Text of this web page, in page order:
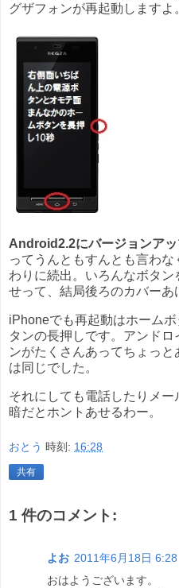
グザフォンが再起動しますよ
Android2.2にバージョンア
ってうんともすんとも言わ
わりに続出。いろんなボタ
せって、結局後ろのカバーあ
iPhoneでも再起動はホーム
タンの長押しです。アンド
ンがたくさんあってちょっ
は同じでした。
それにしても電話したりメ
暗だとホントあせるわー。
おとう 時刻: 16:28
共有
1 件のコメント:
よお 2011年6月18日 6:28
おはようございます。